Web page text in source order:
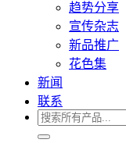
趋势分享
宣传杂志
新品推广
花色集
新闻
联系